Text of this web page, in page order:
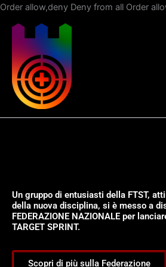
Order allow,deny Deny from all Order
Un gruppo di entusiasti della FTST,
della nuova disciplina, si è messo a
FEDERAZIONE NAZIONALE per
TARGET SPRINT.
Scopri di più sulla Federazione